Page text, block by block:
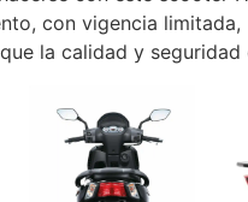
con vigencia
la calidad y